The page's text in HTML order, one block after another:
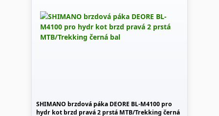
SHIMANO brzdová páka DEORE BL-M4100 pro
hydr kot brzd pravá 2 prstá MTB/Trekking černá